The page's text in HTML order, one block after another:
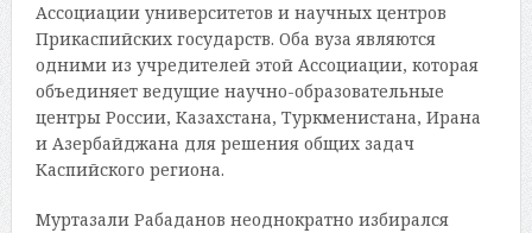
Ассоциации университетов и научных центров
Прикаспийских государств. Оба вуза являются
одними из учредителей этой Ассоциации, которая
объединяет ведущие научно-образовательные
центры России, Казахстана, Туркменистана, Ирана
и Азербайджана для решения общих задач
Каспийского региона.
Муртазали Рабаданов неоднократно избирался